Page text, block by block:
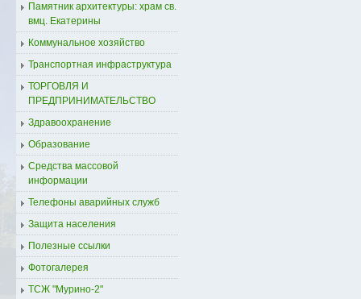
Памятник архитектуры: храм св.
вмц. Екатерины
Коммунальное хозяйство
Транспортная инфраструктура
ТОРГОВЛЯ И
ПРЕДПРИНИМАТЕЛЬСТВО
Здравоохранение
Образование
Средства массовой
информации
Телефоны аварийных служб
Защита населения
Полезные ссылки
Фотогалерея
ТСЖ "Мурино-2"